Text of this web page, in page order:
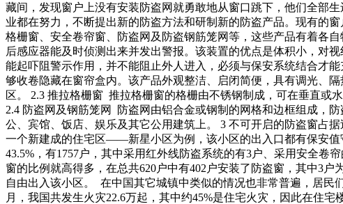
藏间，发现窗户上没有安装防盗网就勇敢地从窗口跳下，他们全部
业都在努力，不断提出新的防盗方法和研制新的防盗产品。现有的
格栅窗、安全卷帘窗、防盗网及防盗钢筋笼网等，这些产品有着各
后感应器能及时侦测出来并发出警报。该装置的优点是体积小，对
能起吓阻警示作用，并不能阻止外人进入，必须与保安系统结合才
够收卷隐藏在窗帘盒内。该产品外观整洁、启闭简便，具有调光、
区。 2.3 推拉格栅窗 推拉格栅窗的格栅由不锈钢制成，可在垂直或
2.4 防盗网及钢筋笼网 防盗网由铝合金或钢制的网格和边框组成，
公、宾馆、饭店、娱乐及其它公用建筑上。 3 不可开启的防盗窗占
一个新建成的住宅区——新星小区为例，该小区的出入口都有保安值
43.5%，有1757户，其中采用红外线防盗系统的有3户、采用安全卷
窗的比例就高得多，在总共620户中有402户安装了防盗窗，其中3
自由出入该小区。 在中国其它城镇中类似的情况也非常普遍，居民
月，我国共发生火灾22.6万起，其中约45%是住宅火灾，因此在住